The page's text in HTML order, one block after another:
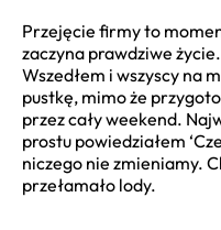
Przejęcie firmy to
zaczyna prawdziwe
Wszedłem i wszyscy na
pustkę, mimo że
przez cały weekend.
prostu powiedziałem
niczego nie zmieniamy.
przełamało lody.